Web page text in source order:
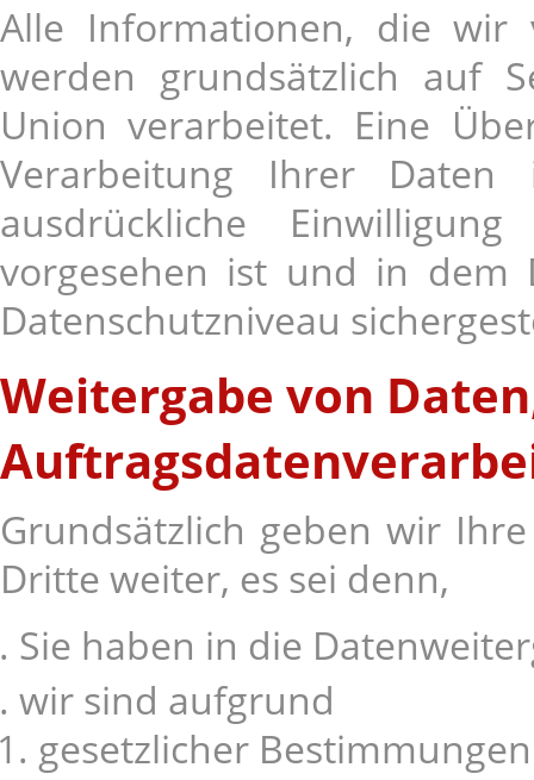
Alle Informationen, die
werden grundsätzlich auf
Union verarbeitet. Eine
Verarbeitung Ihrer
ausdrückliche
vorgesehen ist und in dem
Datenschutzniveau
Weitergabe von
Grundsätzlich geben wir
Dritte weiter, es sei denn,
Sie haben in die
wir sind aufgrund
gesetzlicher